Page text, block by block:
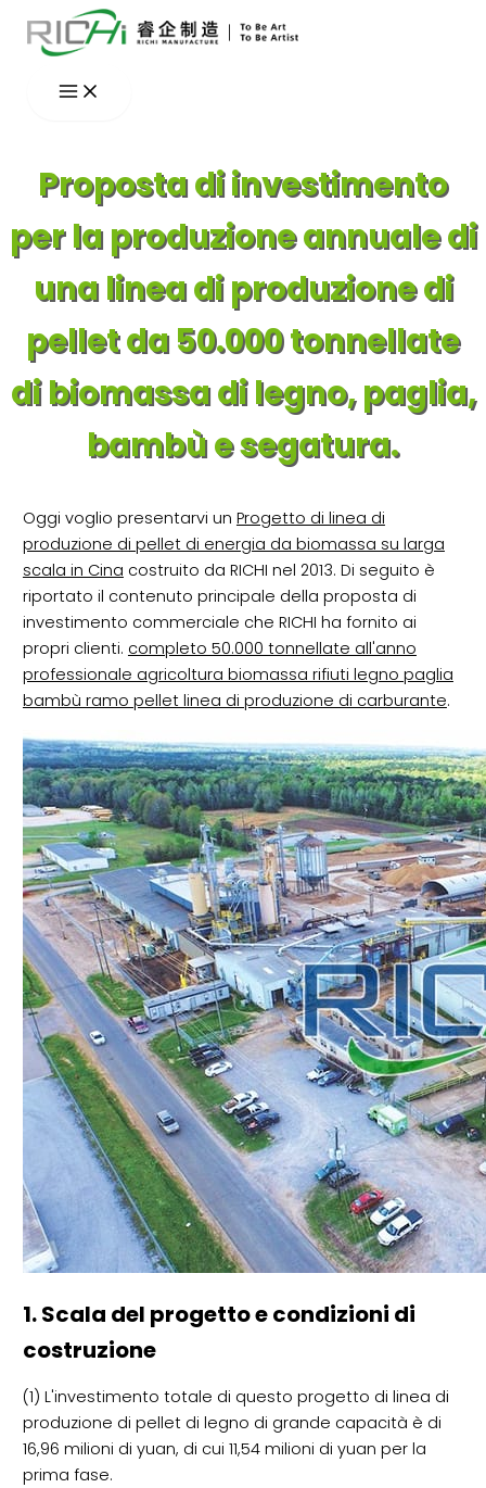
Vai
Proposta di investimento
per la produzione annuale di
una linea di produzione di
pellet da 50.000 tonnellate
di biomassa di legno, paglia,
bambù e segatura.
Oggi voglio presentarvi un Progetto di linea di
produzione di pellet di energia da biomassa su larga
scala in Cina costruito da RICHI nel 2013. Di seguito è
riportato il contenuto principale della proposta di
investimento commerciale che RICHI ha fornito ai
propri clienti. completo 50.000 tonnellate all'anno
professionale agricoltura biomassa rifiuti legno paglia
bambù ramo pellet linea di produzione di carburante.
1. Scala del progetto e condizioni di
costruzione
(1) L'investimento totale di questo progetto di linea di
produzione di pellet di legno di grande capacità è di
16,96 milioni di yuan, di cui 11,54 milioni di yuan per la
prima fase.